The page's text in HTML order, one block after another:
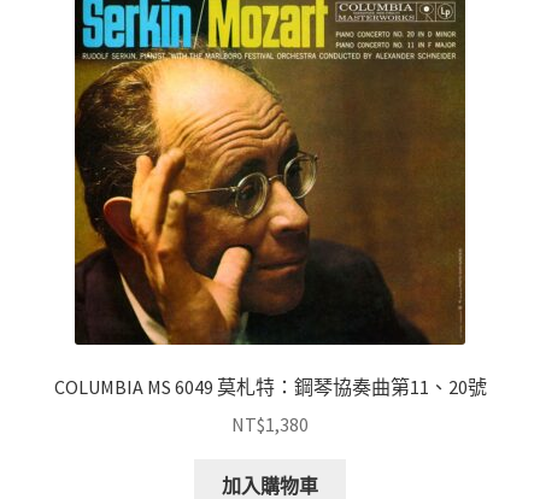
COLUMBIA MS 6049 莫札特：鋼琴協奏曲第11、20號
NT$1,380
加入購物車